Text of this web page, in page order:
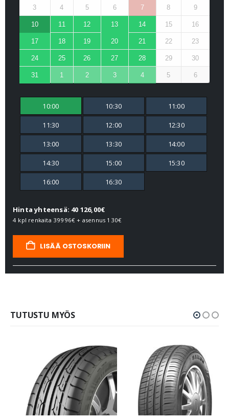
3 4 5 6 7 8 9
10 11 12 13 14 15 16
17 18 19 20 21 22 23
24 25 26 27 28 29 30
31 1 2 3 4 5 6
10:00 10:30 11:00
11:30 12:00 12:30
13:00 13:30 14:00
14:30 15:00 15:30
16:00 16:30
Hinta yhteensä: 40 126,00€
4 kpl renkaita 39996€ + asennus 130€
LISÄÄ OSTOSKORIIN
TUTUSTU MYÖS